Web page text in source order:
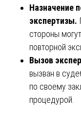
Назначение
экспертизы.
стороны
повторной
Вызов
вызван в
по своему
процедурой.